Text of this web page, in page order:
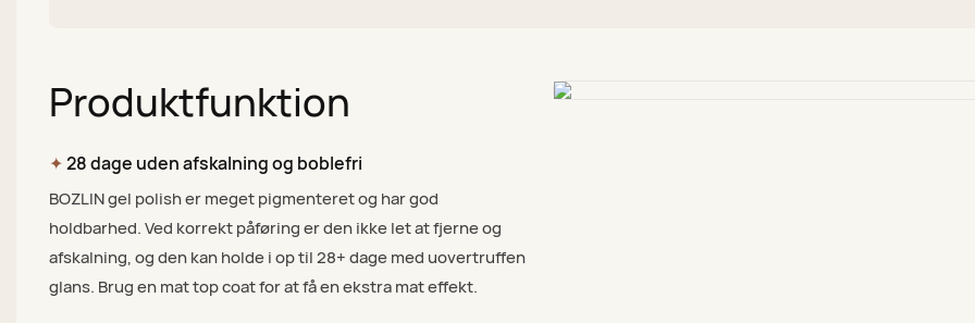
Produktfunktion
✦28 dage uden afskalning og boblefri
BOZLIN gel polish er meget pigmenteret og har god
holdbarhed. Ved korrekt påføring er den ikke let at fjerne og
afskalning, og den kan holde i op til 28+ dage med uovertruffen
glans. Brug en mat top coat for at få en ekstra mat effekt.